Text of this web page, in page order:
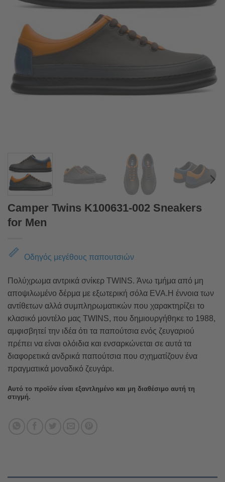
Camper Twins K100631-002 Sneakers
for Men
Οδηγός μεγέθους παπουτσιών
Πολύχρωμα αντρικά σνίκερ TWINS. Άνω τμήμα από μη
αποψιλωμένο δέρμα με εξωτερική σόλα EVA.Η έννοια των
αντίθετων αλλά συμπληρωματικών που χαρακτηρίζει το
κλασικό μοντέλο μας TWINS, που δημιουργήθηκε το 1988,
αμφισβητεί την ιδέα ότι τα παπούτσια ενός ζευγαριού
πρέπει να είναι ολόιδια και ενσαρκώνεται σε αυτά τα
διαφορετικά ανδρικά παπούτσια που σχηματίζουν ένα
πραγματικά μοναδικό ζευγάρι.
Αυτό το προϊόν είναι εξαντλημένο και μη διαθέσιμο αυτή τη
στιγμή.